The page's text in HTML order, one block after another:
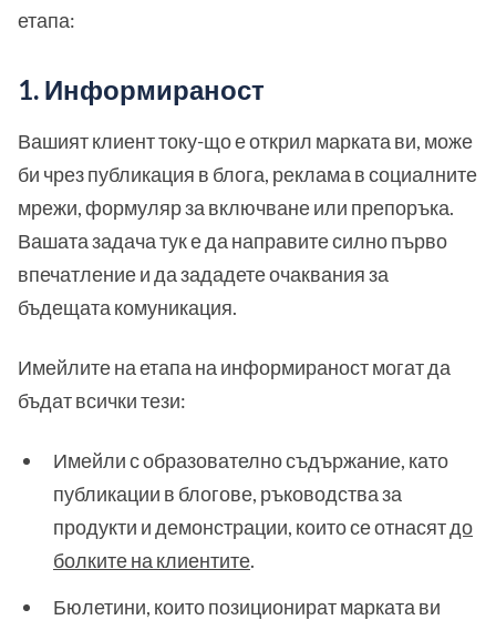
етапа:
1. Информираност
Вашият клиент току-що е открил марката ви, може
би чрез публикация в блога, реклама в социалните
мрежи, формуляр за включване или препоръка.
Вашата задача тук е да направите силно първо
впечатление и да зададете очаквания за
бъдещата комуникация.
Имейлите на етапа на информираност могат да
бъдат всички тези:
Имейли с образователно съдържание, като
публикации в блогове, ръководства за
продукти и демонстрации, които се отнасятдо
болките на клиентите.
Бюлетини, които позиционират марката ви